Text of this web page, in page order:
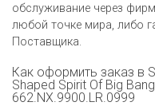
обслуживание через
любой точке мира, либо
Поставщика.
Как оформить заказ в
Shaped Spirit Of Big
662.NX.9900.LR.0999